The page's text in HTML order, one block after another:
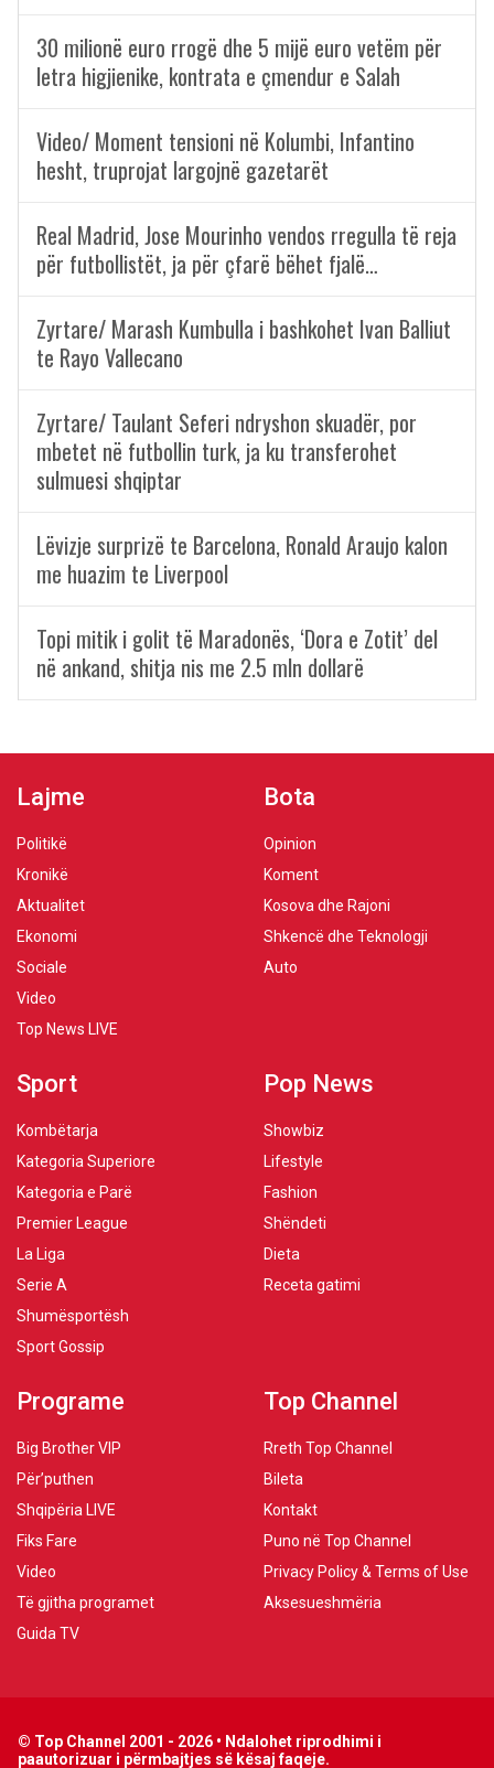
30 milionë euro rrogë dhe 5 mijë euro vetëm për
letra higjienike, kontrata e çmendur e Salah
Video/ Moment tensioni në Kolumbi, Infantino
hesht, truprojat largojnë gazetarët
Real Madrid, Jose Mourinho vendos rregulla të reja
për futbollistët, ja për çfarë bëhet fjalë…
Zyrtare/ Marash Kumbulla i bashkohet Ivan Balliut
te Rayo Vallecano
Zyrtare/ Taulant Seferi ndryshon skuadër, por
mbetet në futbollin turk, ja ku transferohet
sulmuesi shqiptar
Lëvizje surprizë te Barcelona, Ronald Araujo kalon
me huazim te Liverpool
Topi mitik i golit të Maradonës, ‘Dora e Zotit’ del
në ankand, shitja nis me 2.5 mln dollarë
Lajme
Politikë
Kronikë
Aktualitet
Ekonomi
Sociale
Video
Top News LIVE
Bota
Opinion
Koment
Kosova dhe Rajoni
Shkencë dhe Teknologji
Auto
Sport
Kombëtarja
Kategoria Superiore
Kategoria e Parë
Premier League
La Liga
Serie A
Shumësportësh
Sport Gossip
Pop News
Showbiz
Lifestyle
Fashion
Shëndeti
Dieta
Receta gatimi
Programe
Big Brother VIP
Për’puthen
Shqipëria LIVE
Fiks Fare
Video
Të gjitha programet
Guida TV
Top Channel
Rreth Top Channel
Bileta
Kontakt
Puno në Top Channel
Privacy Policy & Terms of Use
Aksesueshmëria
© Top Channel 2001 - 2026 • Ndalohet riprodhimi i
paautorizuar i përmbajtjes së kësaj faqeje.